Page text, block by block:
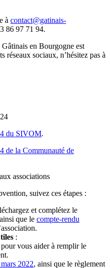
à contact@gatinais-
86 97 71 94.
en Bourgogne est
réseaux sociaux, n’hésitez pas à
du SIVOM.
de la Communauté de
associations
suivez ces étapes :
et complétez le
ainsi que le compte-rendu
:
pour vous aider à remplir le
2022, ainsi que le règlement